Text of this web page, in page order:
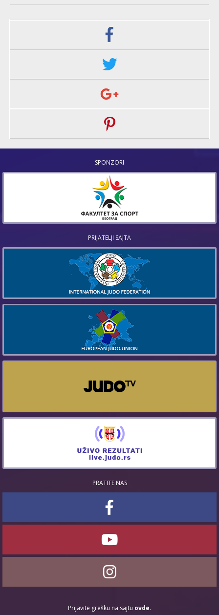
SPONZORI
PRIJATELJI SAJTA
PRATITE NAS
Prijavite grešku na sajtu ovde.